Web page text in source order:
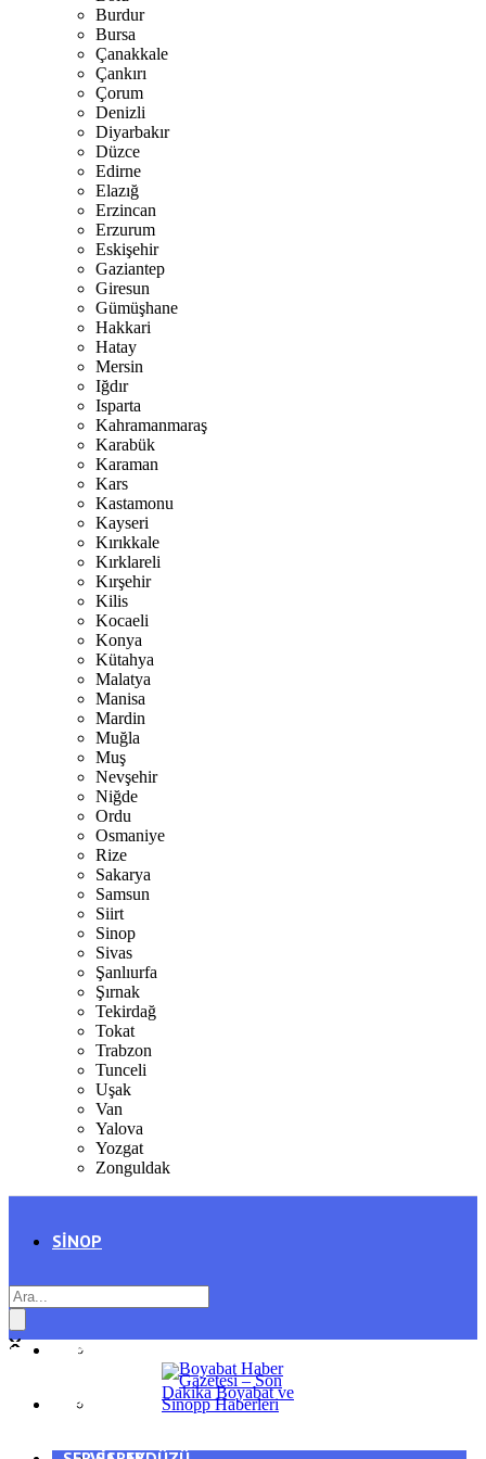
Burdur
Bursa
Çanakkale
Çankırı
Çorum
Denizli
Diyarbakır
Düzce
Edirne
Elazığ
Erzincan
Erzurum
Eskişehir
Gaziantep
Giresun
Gümüşhane
Hakkari
Hatay
Mersin
Iğdır
Isparta
Kahramanmaraş
Karabük
Karaman
Kars
Kastamonu
Kayseri
Kırıkkale
Kırklareli
Kırşehir
Kilis
Kocaeli
Konya
Kütahya
Malatya
Manisa
Mardin
Muğla
Muş
Nevşehir
Niğde
Ordu
Osmaniye
Rize
Sakarya
Samsun
Siirt
Sinop
Sivas
Şanlıurfa
Şırnak
Tekirdağ
Tokat
Trabzon
Tunceli
Uşak
Van
Yalova
Yozgat
Zonguldak
SINOP
AYANCIK
GENEL
SPOR